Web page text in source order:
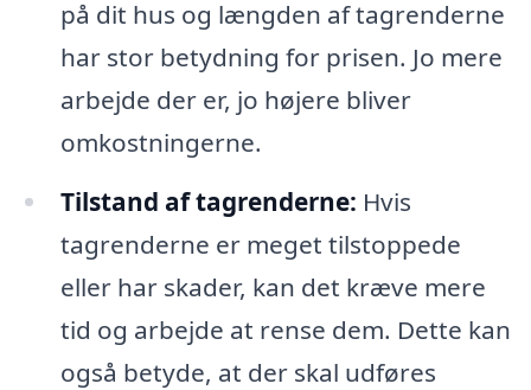
på dit hus og længden af tagrenderne
har stor betydning for prisen. Jo mere
arbejde der er, jo højere bliver
omkostningerne.
Tilstand af tagrenderne: Hvis
tagrenderne er meget tilstoppede
eller har skader, kan det kræve mere
tid og arbejde at rense dem. Dette kan
også betyde, at der skal udføres